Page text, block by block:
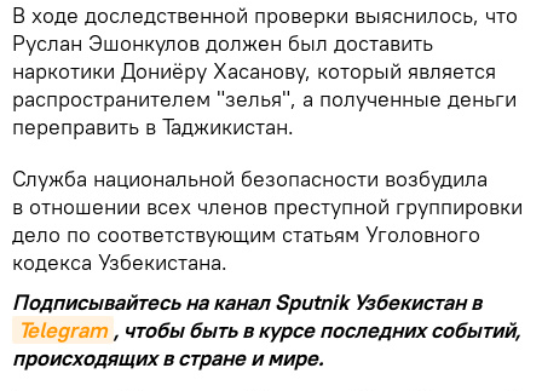
В ходе доследственной проверки выяснилось, что
Руслан Эшонкулов должен был доставить
наркотики Дониёру Хасанову, который является
распространителем "зелья", а полученные деньги
переправить в Таджикистан.
Служба национальной безопасности возбудила
в отношении всех членов преступной группировки
дело по соответствующим статьям Уголовного
кодекса Узбекистана.
Подписывайтесь на канал Sputnik Узбекистан в
Telegram , чтобы быть в курсе последних событий,
происходящих в стране и мире.